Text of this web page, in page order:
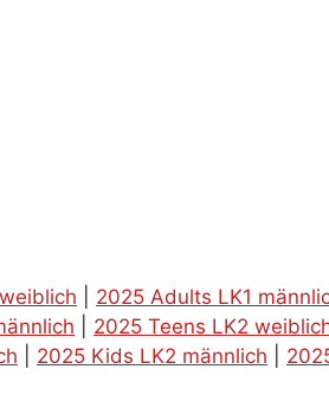
2025 Adults LK1
2025 Teens LK2
2025 Kids LK2 männlich